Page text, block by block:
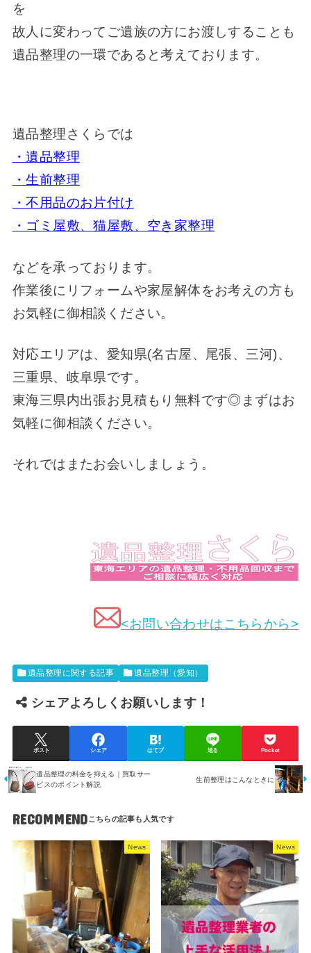
を
故人に変わってご遺族の方にお渡しすることも
遺品整理の一環であると考えております。
遺品整理さくらでは
・遺品整理
・生前整理
・不用品のお片付け
・ゴミ屋敷、猫屋敷、空き家整理
などを承っております。
作業後にリフォームや家屋解体をお考えの方も
お気軽に御相談ください。
対応エリアは、愛知県(名古屋、尾張、三河)、
三重県、岐阜県です。
東海三県内出張お見積もり無料です◎まずはお
気軽に御相談ください。
それではまたお会いしましょう。
<お問い合わせはこちらから>
遺品整理に関する記事 遺品整理（愛知）
シェアよろしくお願いします！
ポスト シェア はてブ 送る Pocket
遺品整理の料金を抑える｜買取サー
ビスのポイント解説
生前整理はこんなときに
RECOMMEND
News News